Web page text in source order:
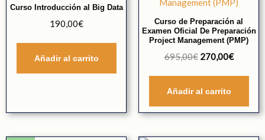
Curso Introducción al Big Data
190,00€
Añadir al carrito
Curso de Preparación al
Examen Oficial De Preparación
Project Management (PMP)
695,00€ 270,00€
Añadir al carrito